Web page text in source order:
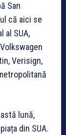
San
că aici se
al SUA,
Verisign,
lună,
din SUA.